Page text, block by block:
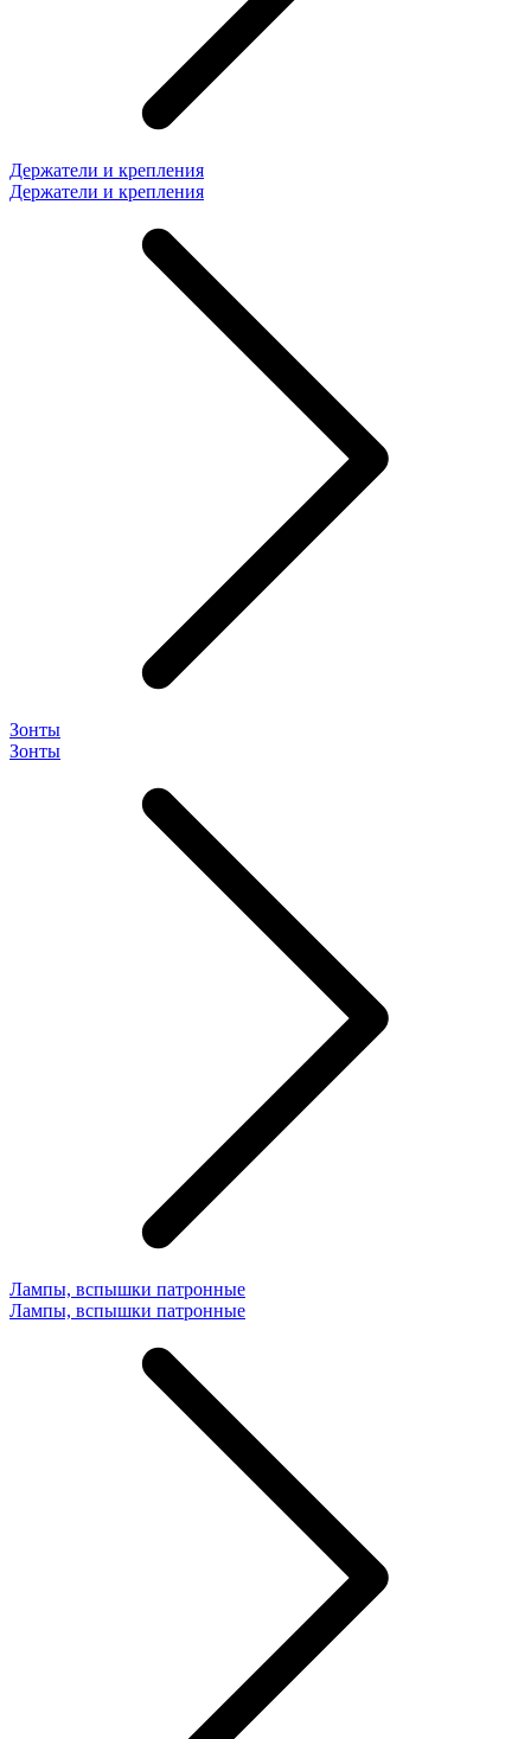
Держатели и крепления
Держатели и крепления
Зонты
Зонты
Лампы, вспышки патронные
Лампы, вспышки патронные